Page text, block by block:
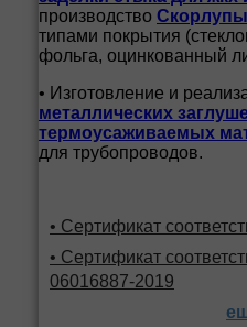
производство
типами покрытия
фольга, оцинкованный
• Изготовление и
металлических
термоусаживаемых
для трубопроводов.
• Сертификат
• Сертификат
06016887-2019